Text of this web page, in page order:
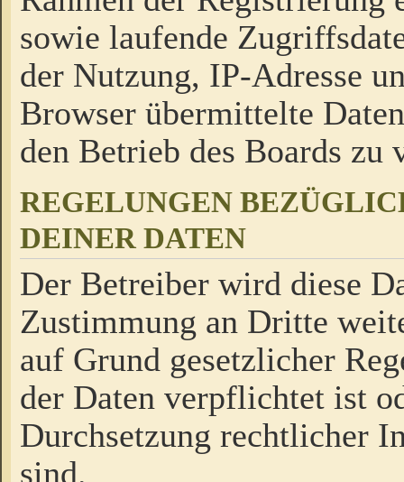
sowie laufende
der Nutzung, IP-Adresse
Browser übermittelte
den Betrieb des Boards zu
REGELUNGEN
DEINER DATEN
Der Betreiber wird diese
Zustimmung an Dritte
auf Grund gesetzlicher
der Daten verpflichtet ist
Durchsetzung rechtlicher
sind.